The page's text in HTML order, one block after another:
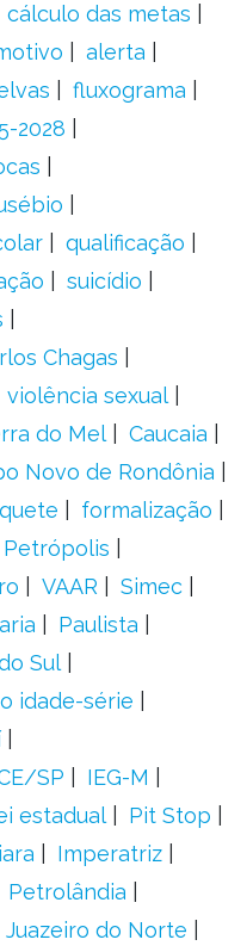
cálculo das metas
alerta
fluxograma
2028
qualificação
suicídio
Chagas
violência sexual
do Mel
Caucaia
Novo de Rondônia
formalização
Petrópolis
VAAR
Simec
Paulista
Sul
idade-série
SP
IEG-M
estadual
Pit Stop
Imperatriz
Petrolândia
Juazeiro do Norte